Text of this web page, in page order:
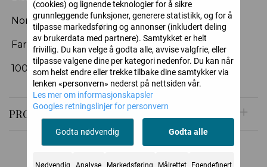
Normal passform
Farge: Dark Navy
100 % mercerised merinoull
PRODUSENT
(cookies) og lignende teknologier for å sikre
grunnleggende funksjoner, generere statistikk, og for å
tilpasse markedsføring og annonser (inkludert deling
av brukerdata med partnere). Samtykket er helt
frivillig. Du kan velge å godta alle, avvise valgfrie, eller
tilpasse valgene dine per kategori nedenfor. Du kan når
som helst endre eller trekke tilbake dine samtykker via
lenken «personvern» nederst på nettsiden vår.
Les mer om informasjonskapsler
Googles retningslinjer for personvern
Godta nødvendig Godta alle
Nødvendig Analyse Markedsføring Målrettet Egendefinert